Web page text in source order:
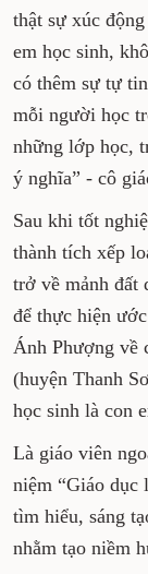
thật sự xúc
em học sinh,
có thêm sự tự
mỗi người học
những lớp học,
ý nghĩa” - cô
Sau khi tốt
thành tích xếp
trở về mảnh đất
để thực hiện
Ánh Phượng về
(huyện Thanh
học sinh là con
Là giáo viên
niệm “Giáo dục
tìm hiểu, sáng
nhằm tạo niềm